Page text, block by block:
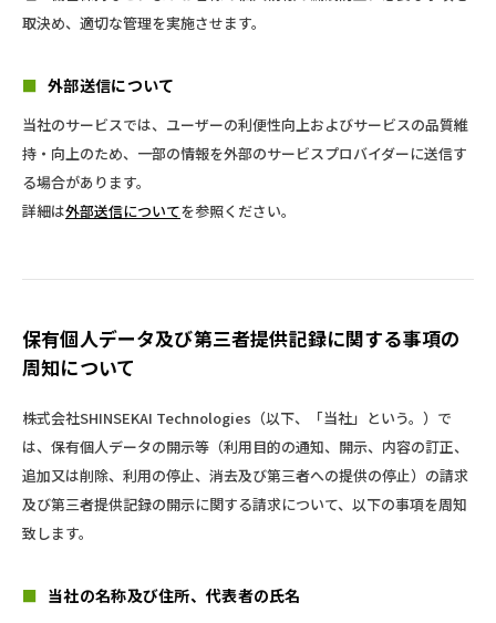
取決め、適切な管理を実施させます。
■ 外部送信について
当社のサービスでは、ユーザーの利便性向上およびサービスの品質維
持・向上のため、一部の情報を外部のサービスプロバイダーに送信す
る場合があります。
詳細は外部送信についてを参照ください。
保有個人データ及び第三者提供記録に関する事項の
周知について
株式会社SHINSEKAI Technologies（以下、「当社」という。）で
は、保有個人データの開示等（利用目的の通知、開示、内容の訂正、
追加又は削除、利用の停止、消去及び第三者への提供の停止）の請求
及び第三者提供記録の開示に関する請求について、以下の事項を周知
致します。
■ 当社の名称及び住所、代表者の氏名